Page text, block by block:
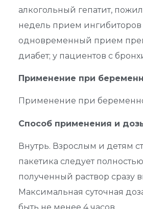
алкогольный гепатит,
недель прием
одновременный прием
диабет; у пациентов с
Применение при
Применение при
Способ применения и
Внутрь. Взрослым и детям
пакетика следует
полученный раствор
Максимальная суточная